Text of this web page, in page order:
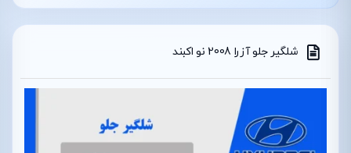
شلگیر جلو آزرا 2008 نو اکبند